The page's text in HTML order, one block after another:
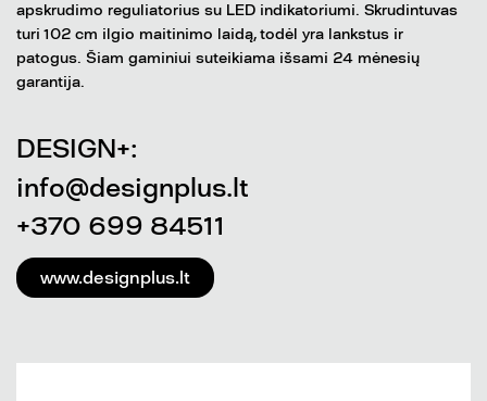
apskrudimo reguliatorius su LED indikatoriumi. Skrudintuvas
turi 102 cm ilgio maitinimo laidą, todėl yra lankstus ir
patogus. Šiam gaminiui suteikiama išsami 24 mėnesių
garantija.
DESIGN+:
info@designplus.lt
+370 699 84511
www.designplus.lt